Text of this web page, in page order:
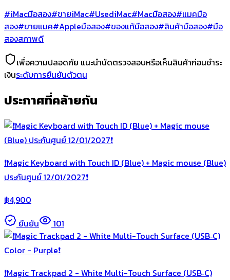
#iMacมือสอง#ขายiMac#UsediMac#Macมือสอง#แมคมือ
สอง#ขายแมค#Appleมือสอง#ของแท้มือสอง#สินค้ามือสอง#มือ
สองสภาพดี
เพื่อความปลอดภัย แนะนำนัดตรวจสอบหรือเห็นสินค้าก่อนชำระ
เงินระดับการยืนยันตัวตน
ประกาศที่คล้ายกัน
❗️Magic Keyboard with Touch ID (Blue) + Magic mouse (Blue)
ประกันศูนย์ 12/01/2027❗️
฿4,900
ยืนยัน
101
❗️Magic Trackpad 2 - White Multi-Touch Surface (USB‑C)